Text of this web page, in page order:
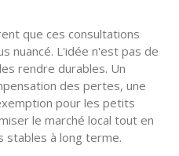
que ces consultations
nuancé. L'idée n'est pas de
rendre durables. Un
des pertes, une
pour les petits
le marché local tout en
stables à long terme.